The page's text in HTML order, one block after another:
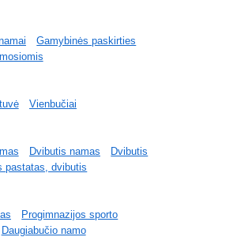
Gamybinės paskirties
Vienbučiai
Dvibutis namas
Dvibutis
pastatas, dvibutis
Progimnazijos sporto
Daugiabučio namo